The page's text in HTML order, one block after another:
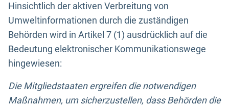
Hinsichtlich der aktiven Verbreitung von
Umweltinformationen durch die zuständigen
Behörden wird in Artikel 7 (1) ausdrücklich auf die
Bedeutung elektronischer Kommunikationswege
hingewiesen:
Die Mitgliedstaaten ergreifen die notwendigen
Maßnahmen, um sicherzustellen, dass Behörden die